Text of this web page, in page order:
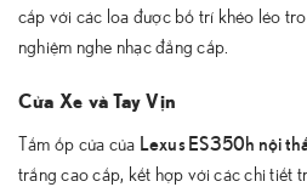
cấp với các loa được bố trí khéo léo
nghiệm nghe nhạc đẳng cấp.
Cửa Xe và Tay Vịn
Tấm ốp cửa của Lexus ES350h nội
trắng cao cấp, kết hợp với các chi tiết